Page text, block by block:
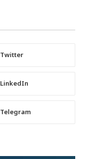
Twitter
LinkedIn
Telegram